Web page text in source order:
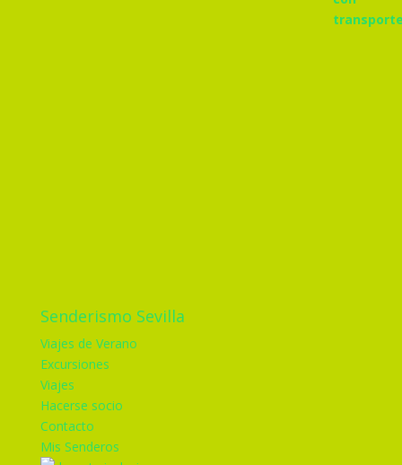
Senderismo Sevilla
Viajes de Verano
Excursiones
Viajes
Hacerse socio
Contacto
Mis Senderos